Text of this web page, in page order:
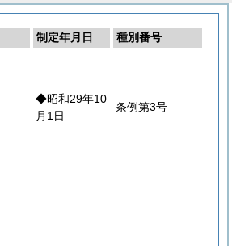
制定年月日
種別番号
◆昭和29年10
月1日
条例第3号